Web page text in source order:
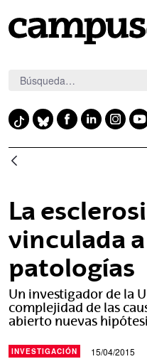
Saltar al contenido
T
k
B
k
y
F
o
o
k
L
d
n
I
g
r
a
m
Y
b
e
La
vinculada
patologías
Un investigador de la
complejidad de las
abierto nuevas
INVESTIGACIÓN 15/04/2015